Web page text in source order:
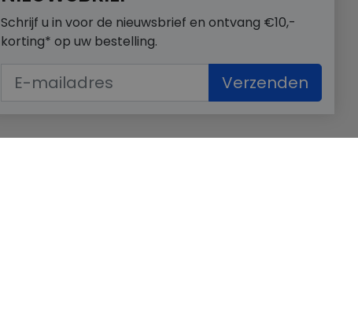
Schrijf u in voor de nieuwsbrief en ontvang €10,-
korting* op uw bestelling.
Verzenden